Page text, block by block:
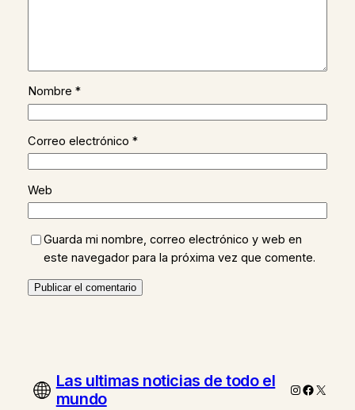
Nombre *
Correo electrónico *
Web
Guarda mi nombre, correo electrónico y web en
este navegador para la próxima vez que comente.
Las ultimas noticias de todo el
mundo
Instagram
X